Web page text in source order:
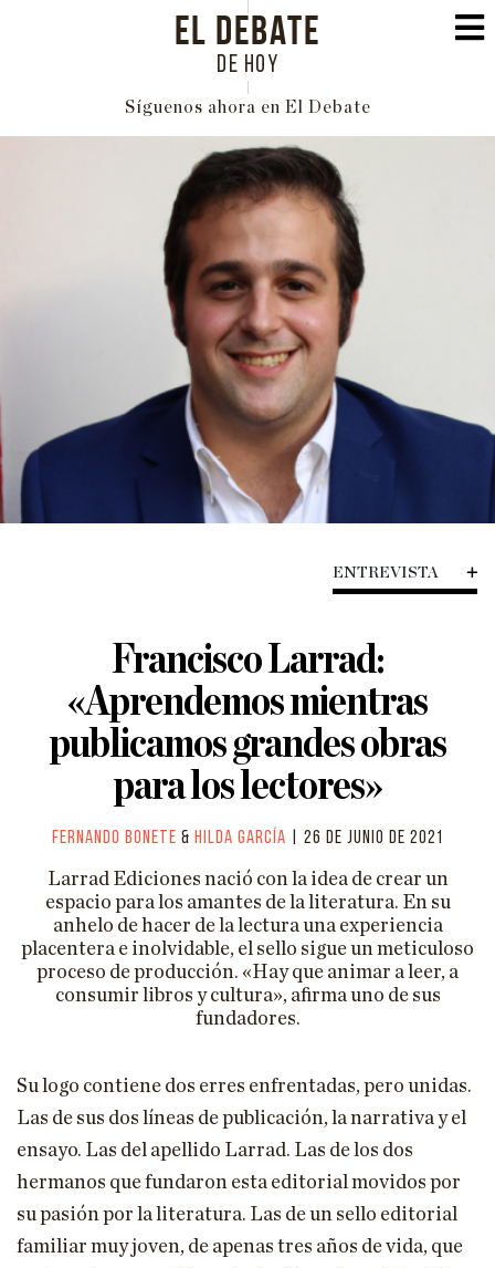
EL DEBATE
DE HOY
Síguenos ahora en El Debate
PORTADA
POLÍTICA
INTERNACIONAL
ECONOMÍA
EDUCACIÓN
SOCIEDAD
FAMILIA
CULTURA
HISTORIA
ENFOQUES
EL ASTROLABIO
ENTREVISTAS
PÓDCAST
VIÑETAS
ESPECIALES
ESPECIAL VILLACISNEROS
ENTREVISTA
Francisco Larrad:
«Aprendemos mientras
publicamos grandes obras
para los lectores»
Fernando Bonete & Hilda García | 26 de junio de 2021
Larrad Ediciones nació con la idea de crear un
espacio para los amantes de la literatura. En su
anhelo de hacer de la lectura una experiencia
placentera e inolvidable, el sello sigue un meticuloso
proceso de producción. «Hay que animar a leer, a
consumir libros y cultura», afirma uno de sus
fundadores.
Su logo contiene dos erres enfrentadas, pero unidas.
Las de sus dos líneas de publicación, la narrativa y el
ensayo. Las del apellido Larrad. Las de los dos
hermanos que fundaron esta editorial movidos por
su pasión por la literatura. Las de un sello editorial
familiar muy joven, de apenas tres años de vida, que